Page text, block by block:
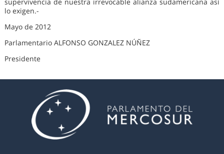
supervivencia de nuestra irrevocable alianza sudamericana así
lo exigen.-
Mayo de 2012
Parlamentario ALFONSO GONZALEZ NÚÑEZ
Presidente